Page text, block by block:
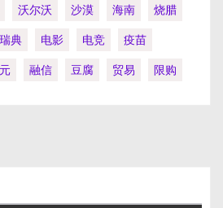
沃尔沃 沙漠 海南
烧腊
瑞典 电影 电竞
疫苗
融信 豆腐 贸易 限购